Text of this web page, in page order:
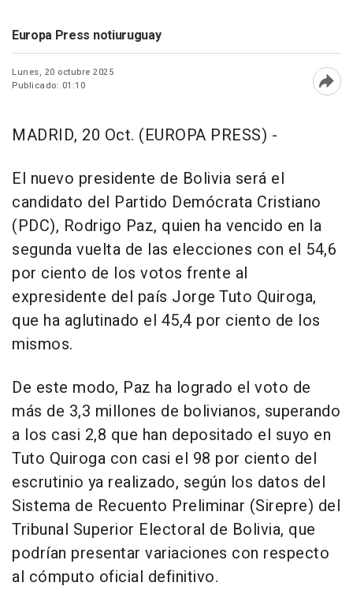
Europa Press notiuruguay
Lunes, 20 octubre 2025
Publicado: 01:10
MADRID, 20 Oct. (EUROPA PRESS) -
El nuevo presidente de Bolivia será el
candidato del Partido Demócrata Cristiano
(PDC), Rodrigo Paz, quien ha vencido en la
segunda vuelta de las elecciones con el 54,6
por ciento de los votos frente al
expresidente del país Jorge Tuto Quiroga,
que ha aglutinado el 45,4 por ciento de los
mismos.
De este modo, Paz ha logrado el voto de
más de 3,3 millones de bolivianos, superando
a los casi 2,8 que han depositado el suyo en
Tuto Quiroga con casi el 98 por ciento del
escrutinio ya realizado, según los datos del
Sistema de Recuento Preliminar (Sirepre) del
Tribunal Superior Electoral de Bolivia, que
podrían presentar variaciones con respecto
al cómputo oficial definitivo.